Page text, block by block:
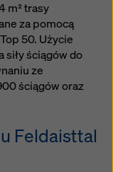
m² trasy
za pomocą
50. Użycie
siły ściągów do
ze
ściągów oraz
Feldaisttal